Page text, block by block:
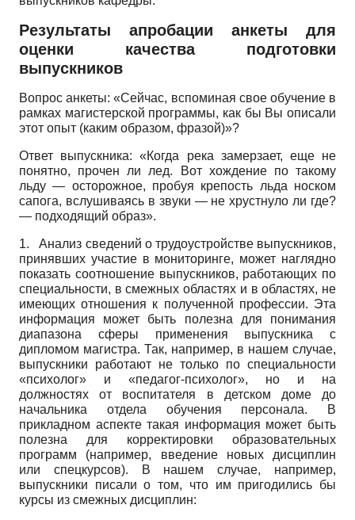
Результаты апробации анкеты для
оценки качества подготовки
выпускников
Вопрос анкеты: «Сейчас, вспоминая свое обучение в
рамках магистерской программы, как бы Вы описали
этот опыт (каким образом, фразой)»?
Ответ выпускника: «Когда река замерзает, еще не
понятно, прочен ли лед. Вот хождение по такому
льду — осторожное, пробуя крепость льда носком
сапога, вслушиваясь в звуки — не хрустнуло ли где?
— подходящий образ».
1.Анализ сведений о трудоустройстве выпускников,
принявших участие в мониторинге, может наглядно
показать соотношение выпускников, работающих по
специальности, в смежных областях и в областях, не
имеющих отношения к полученной профессии. Эта
информация может быть полезна для понимания
диапазона сферы применения выпускника с
дипломом магистра. Так, например, в нашем случае,
выпускники работают не только по специальности
«психолог» и «педагог-психолог», но и на
должностях от воспитателя в детском доме до
начальника отдела обучения персонала. В
прикладном аспекте такая информация может быть
полезна для корректировки образовательных
программ (например, введение новых дисциплин
или спецкурсов). В нашем случае, например,
выпускники писали о том, что им пригодились бы
курсы из смежных дисциплин: